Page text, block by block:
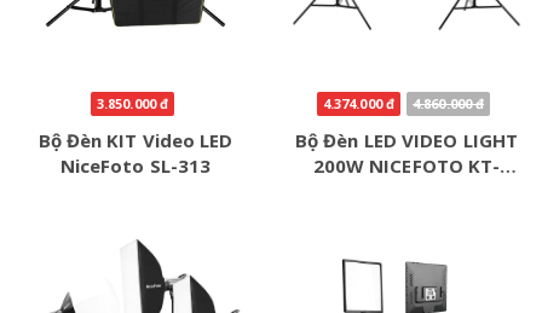
3.850.000 đ
Bộ Đèn KIT Video LED
NiceFoto SL-313
4.374.000 đ 4.860.000 đ
Bộ Đèn LED VIDEO LIGHT
200W NICEFOTO KT-